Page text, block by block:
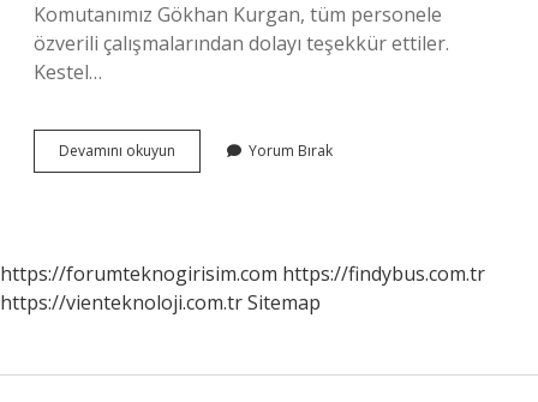
Komutanımız Gökhan Kurgan, tüm personele
özverili çalışmalarından dolayı teşekkür ettiler.
Kestel…
Devamını okuyun
Buzkaya
Yorum Bırak
https://forumteknogirisim.com https://findybus.com.tr
https://vienteknoloji.com.trSitemap